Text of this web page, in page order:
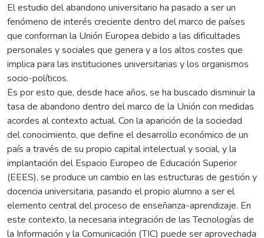
El estudio del abandono universitario ha pasado a ser un
fenómeno de interés creciente dentro del marco de países
que conforman la Unión Europea debido a las dificultades
personales y sociales que genera y a los altos costes que
implica para las instituciones universitarias y los organismos
socio-políticos.
Es por esto que, desde hace años, se ha buscado disminuir la
tasa de abandono dentro del marco de la Unión con medidas
acordes al contexto actual. Con la aparición de la sociedad
del conocimiento, que define el desarrollo económico de un
país a través de su propio capital intelectual y social, y la
implantación del Espacio Europeo de Educación Superior
(EEES), se produce un cambio en las estructuras de gestión y
docencia universitaria, pasando el propio alumno a ser el
elemento central del proceso de enseñanza-aprendizaje. En
este contexto, la necesaria integración de las Tecnologías de
la Información y la Comunicación (TIC) puede ser aprovechada